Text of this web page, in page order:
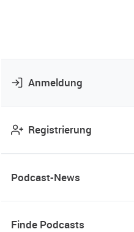
Anmeldung
Registrierung
Podcast-News
Finde Podcasts